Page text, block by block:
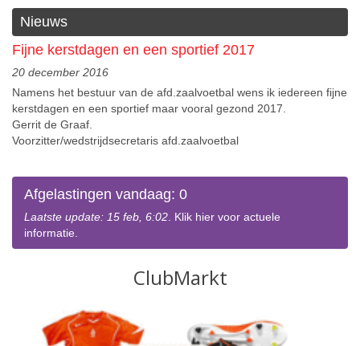
Nieuws
Fijne kerstdagen en een sportief 2017
20 december 2016
Namens het bestuur van de afd.zaalvoetbal wens ik iedereen fijne
kerstdagen en een sportief maar vooral gezond 2017.
Gerrit de Graaf.
Voorzitter/wedstrijdsecretaris afd.zaalvoetbal
Afgelastingen vandaag: 0
Laatste update: 15 feb, 6:02. Klik hier voor actuele
informatie.